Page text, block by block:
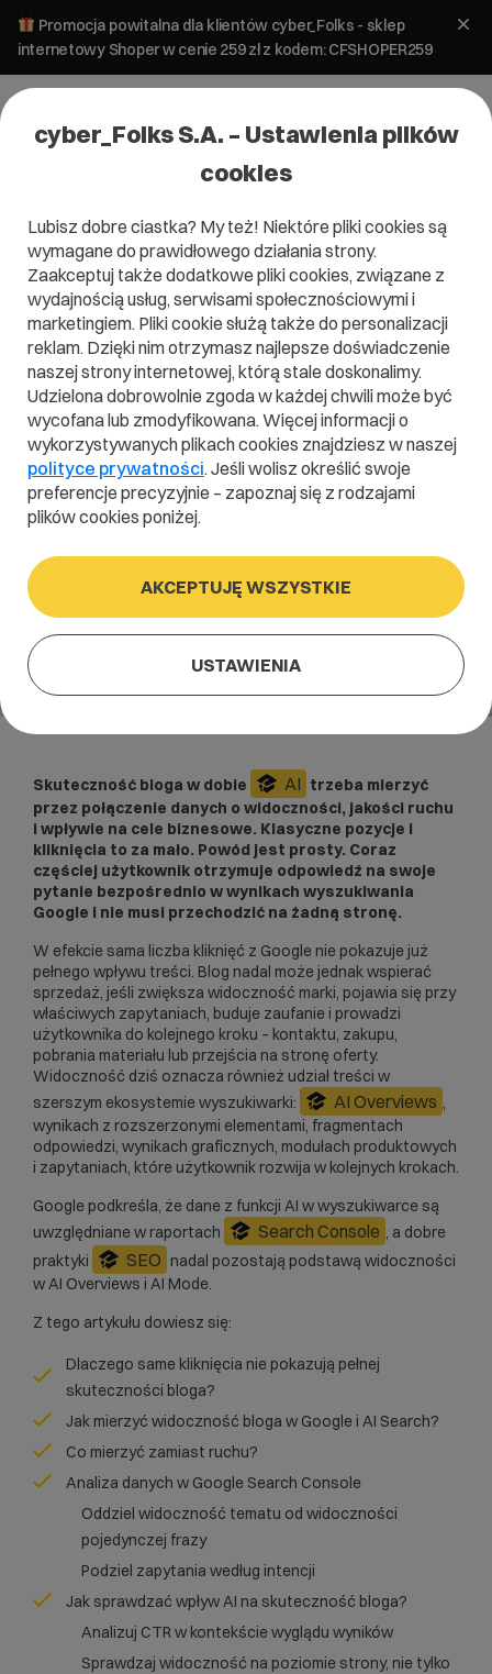
Promocja powitalna dla klientów cyber_Folks - sklep
internetowy Shoper w cenie 259 zł z kodem: CFSHOPER259
E-marketing SEO i SEM
Jak mierzyć skuteczność bloga gdy
część kliknięć zabiera AI?
12 czerwca 2026 ok.11min
Skuteczność bloga w dobie AI trzeba mierzyć
przez połączenie danych o widoczności, jakości ruchu
i wpływie na cele biznesowe. Klasyczne pozycje i
kliknięcia to za mało. Powód jest prosty. Coraz
częściej użytkownik otrzymuje odpowiedź na swoje
pytanie bezpośrednio w wynikach wyszukiwania
Google i nie musi przechodzić na żadną stronę.
W efekcie sama liczba kliknięć z Google nie pokazuje już
pełnego wpływu treści. Blog nadal może jednak wspierać
sprzedaż, jeśli zwiększa widoczność marki, pojawia się przy
właściwych zapytaniach, buduje zaufanie i prowadzi
użytkownika do kolejnego kroku – kontaktu, zakupu,
pobrania materiału lub przejścia na stronę oferty.
Widoczność dziś oznacza również udział treści w
szerszym ekosystemie wyszukiwarki:
AI Overviews ,
wynikach z rozszerzonymi elementami, fragmentach
odpowiedzi, wynikach graficznych, modułach produktowych
i zapytaniach, które użytkownik rozwija w kolejnych krokach.
Google podkreśla, że dane z funkcji AI w wyszukiwarce są
uwzględniane w raportach
Search Console , a dobre
praktyki
SEO nadal pozostają podstawą widoczności
w AI Overviews i AI Mode.
Z tego artykułu dowiesz się:
Dlaczego same kliknięcia nie pokazują pełnej
skuteczności bloga?
Jak mierzyć widoczność bloga w Google i AI Search?
Co mierzyć zamiast ruchu?
Analiza danych w Google Search Console
Oddziel widoczność tematu od widoczności
pojedynczej frazy
Podziel zapytania według intencji
Jak sprawdzać wpływ AI na skuteczność bloga?
Analizuj CTR w kontekście wyglądu wyników
Sprawdzaj widoczność na poziomie strony, nie tylko
cyber_Folks S.A. – Ustawienia plików
cookies
Lubisz dobre ciastka? My też! Niektóre pliki cookies są
wymagane do prawidłowego działania strony.
Zaakceptuj także dodatkowe pliki cookies, związane z
wydajnością usług, serwisami społecznościowymi i
marketingiem. Pliki cookie służą także do personalizacji
reklam. Dzięki nim otrzymasz najlepsze doświadczenie
naszej strony internetowej, którą stale doskonalimy.
Udzielona dobrowolnie zgoda w każdej chwili może być
wycofana lub zmodyfikowana. Więcej informacji o
wykorzystywanych plikach cookies znajdziesz w naszej
polityce prywatności. Jeśli wolisz określić swoje
preferencje precyzyjnie – zapoznaj się z rodzajami
plików cookies poniżej.
AKCEPTUJĘ WSZYSTKIE
USTAWIENIA